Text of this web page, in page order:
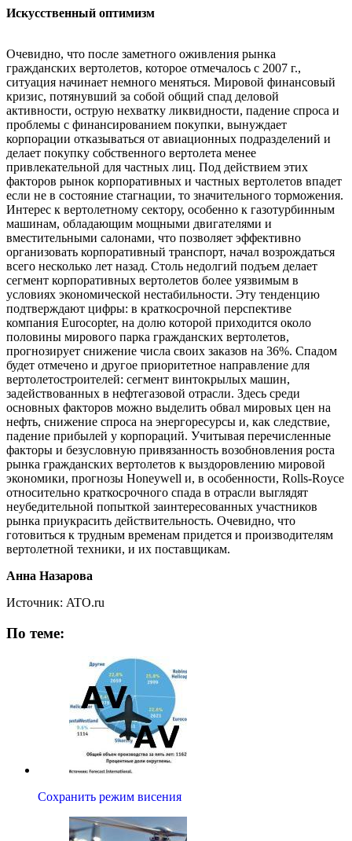
Искусственный оптимизм
Очевидно, что после заметного оживления рынка
гражданских вертолетов, которое отмечалось с 2007 г.,
ситуация начинает немного меняться. Мировой финансовый
кризис, потянувший за собой общий спад деловой
активности, острую нехватку ликвидности, падение спроса и
проблемы с финансированием покупки, вынуждает
корпорации отказываться от авиационных подразделений и
делает покупку собственного вертолета менее
привлекательной для частных лиц. Под действием этих
факторов рынок корпоративных и частных вертолетов впадет
если не в состояние стагнации, то значительного торможения.
Интерес к вертолетному сектору, особенно к газотурбинным
машинам, обладающим мощными двигателями и
вместительными салонами, что позволяет эффективно
организовать корпоративный транспорт, начал возрождаться
всего несколько лет назад. Столь недолгий подъем делает
сегмент корпоративных вертолетов более уязвимым в
условиях экономической нестабильности. Эту тенденцию
подтверждают цифры: в краткосрочной перспективе
компания Eurocopter, на долю которой приходится около
половины мирового парка гражданских вертолетов,
прогнозирует снижение числа своих заказов на 36%. Спадом
будет отмечено и другое приоритетное направление для
вертолетостроителей: сегмент винтокрылых машин,
задействованных в нефтегазовой отрасли. Здесь среди
основных факторов можно выделить обвал мировых цен на
нефть, снижение спроса на энергоресурсы и, как следствие,
падение прибылей у корпораций. Учитывая перечисленные
факторы и безусловную привязанность возобновления роста
рынка гражданских вертолетов к выздоровлению мировой
экономики, прогнозы Honeywell и, в особенности, Rolls-Royce
относительно краткосрочного спада в отрасли выглядят
неубедительной попыткой заинтересованных участников
рынка приукрасить действительность. Очевидно, что
готовиться к трудным временам придется и производителям
вертолетной техники, и их поставщикам.
Анна Назарова
Источник: ATO.ru
По теме:
Сохранить режим висения